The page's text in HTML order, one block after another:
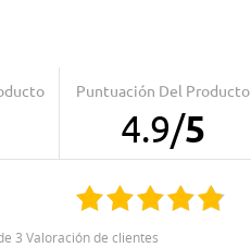
Puntuación Del Producto
4.9/5
3 Valoración de clientes